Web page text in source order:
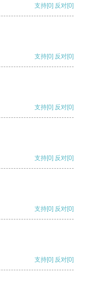
支持[0] 反对[0]
支持[0] 反对[0]
支持[0] 反对[0]
支持[0] 反对[0]
支持[0] 反对[0]
支持[0] 反对[0]